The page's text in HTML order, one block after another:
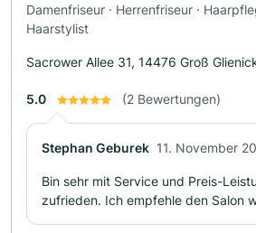
Damenfriseur · Herrenfriseur ·
Haarstylist
Sacrower Allee 31, 14476 Groß
5.0 (2 Bewertungen)
Stephan Geburek 11. November
Bin sehr mit Service und Preis-
zufrieden. Ich empfehle den Salon